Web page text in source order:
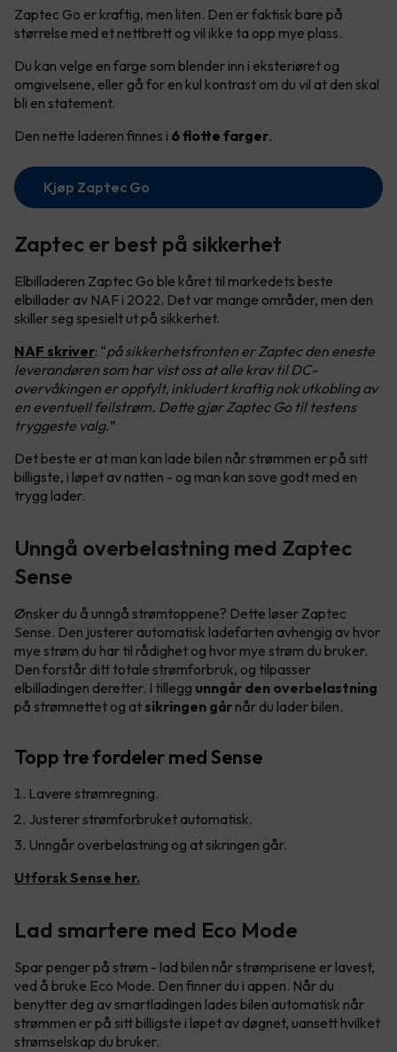
Zaptec Go er kraftig, men liten. Den er faktisk bare på
størrelse med et nettbrett og vil ikke ta opp mye plass.
Du kan velge en farge som blender inn i eksteriøret og
omgivelsene, eller gå for en kul kontrast om du vil at den skal
bli en statement.
Den nette laderen finnes i 6 flotte farger.
Kjøp Zaptec Go
Zaptec er best på sikkerhet
Elbilladeren Zaptec Go ble kåret til markedets beste
elbillader av NAF i 2022. Det var mange områder, men den
skiller seg spesielt ut på sikkerhet.
NAF skriver: “på sikkerhetsfronten er Zaptec den eneste
leverandøren som har vist oss at alle krav til DC-
overvåkingen er oppfylt, inkludert kraftig nok utkobling av
en eventuell feilstrøm. Dette gjør Zaptec Go til testens
tryggeste valg.”
Det beste er at man kan lade bilen når strømmen er på sitt
billigste, i løpet av natten - og man kan sove godt med en
trygg lader.
Unngå overbelastning med Zaptec
Sense
Ønsker du å unngå strømtoppene? Dette løser Zaptec
Sense. Den justerer automatisk ladefarten avhengig av hvor
mye strøm du har til rådighet og hvor mye strøm du bruker.
Den forstår ditt totale strømforbruk, og tilpasser
elbilladingen deretter. I tillegg unngår den overbelastning
på strømnettet og at sikringen går når du lader bilen.
Topp tre fordeler med Sense
Lavere strømregning.
Justerer strømforbruket automatisk.
Unngår overbelastning og at sikringen går.
Utforsk Sense her.
Lad smartere med Eco Mode
Spar penger på strøm - lad bilen når strømprisene er lavest,
ved å bruke Eco Mode. Den finner du i appen. Når du
benytter deg av smartladingen lades bilen automatisk når
strømmen er på sitt billigste i løpet av døgnet, uansett hvilket
strømselskap du bruker.